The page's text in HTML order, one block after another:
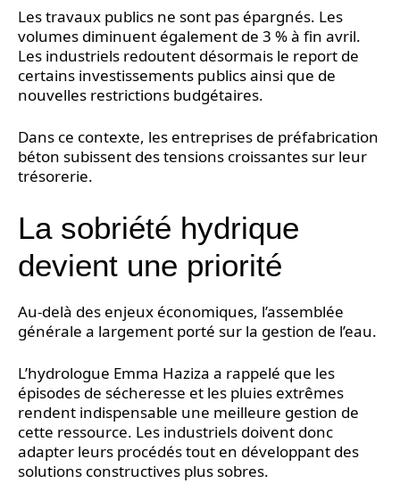
Les travaux publics ne sont pas épargnés. Les
volumes diminuent également de 3 % à fin avril.
Les industriels redoutent désormais le report de
certains investissements publics ainsi que de
nouvelles restrictions budgétaires.
Dans ce contexte, les entreprises de préfabrication
béton subissent des tensions croissantes sur leur
trésorerie.
La sobriété hydrique
devient une priorité
Au-delà des enjeux économiques, l’assemblée
générale a largement porté sur la gestion de l’eau.
L’hydrologue Emma Haziza a rappelé que les
épisodes de sécheresse et les pluies extrêmes
rendent indispensable une meilleure gestion de
cette ressource. Les industriels doivent donc
adapter leurs procédés tout en développant des
solutions constructives plus sobres.